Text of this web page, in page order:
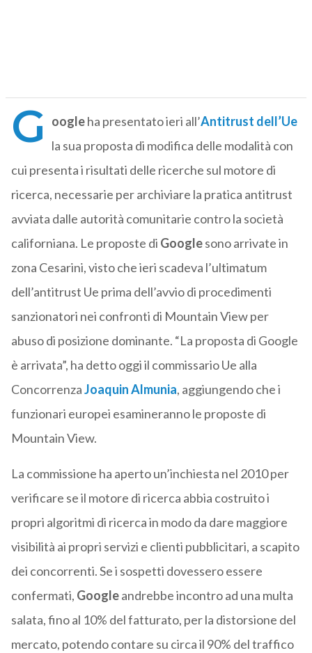
G oogleha presentato ieri all’Antitrust dell’Ue
la sua proposta di modifica delle modalità con
cui presenta i risultati delle ricerche sul motore di
ricerca, necessarie per archiviare la pratica antitrust
avviata dalle autorità comunitarie contro la società
californiana. Le proposte di Googlesono arrivate in
zona Cesarini, visto che ieri scadeva l’ultimatum
dell’antitrust Ue prima dell’avvio di procedimenti
sanzionatori nei confronti di Mountain View per
abuso di posizione dominante. “La proposta di Google
è arrivata”, ha detto oggi il commissario Ue alla
ConcorrenzaJoaquin Almunia, aggiungendo che i
funzionari europei esamineranno le proposte di
Mountain View.
La commissione ha aperto un’inchiesta nel 2010 per
verificare se il motore di ricerca abbia costruito i
propri algoritmi di ricerca in modo da dare maggiore
visibilità ai propri servizi e clienti pubblicitari, a scapito
dei concorrenti. Se i sospetti dovessero essere
confermati, Googleandrebbe incontro ad una multa
salata, fino al 10% del fatturato, per la distorsione del
mercato, potendo contare su circa il 90% del traffico